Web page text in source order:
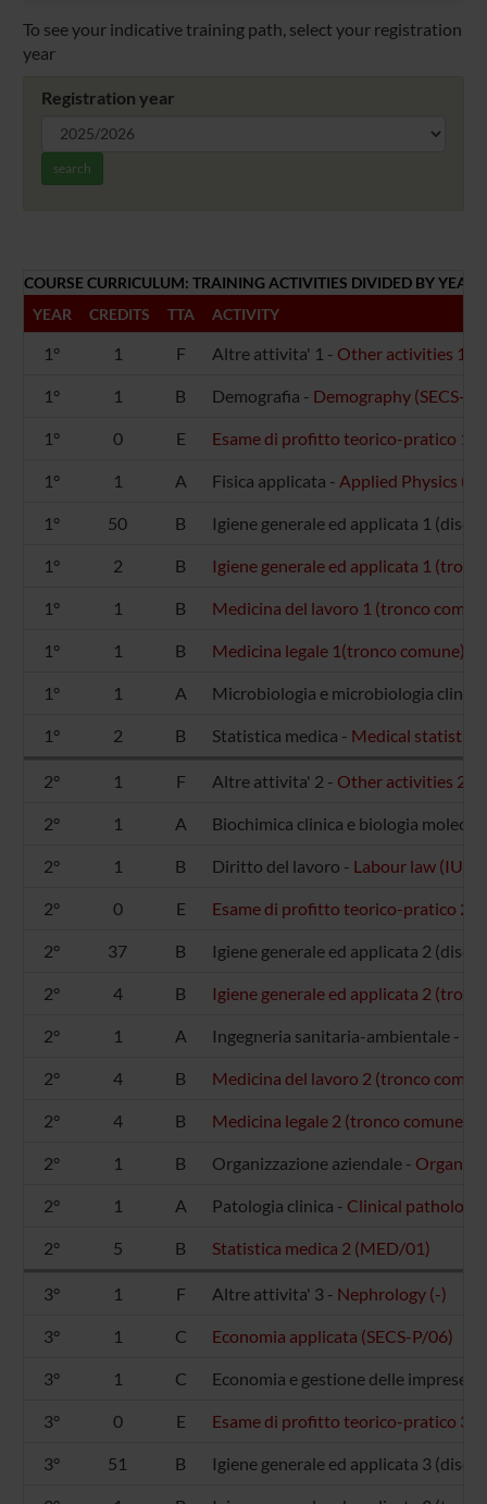
To see your indicative training path, select your registration
year
Registration year
search
COURSE CURRICULUM: TRAINING ACTIVITIES DIVIDED BY YEAR
YEAR
CREDITS TTA ACTIVITY
1° 1 F Altre attivita' 1 - Other activities 1 (-)
1° 1 B Demografia - Demography (SECS-S/
1° 0 E Esame di profitto teorico-pratico 1
1° 1 A Fisica applicata - Applied Physics
1° 50 B Igiene generale ed applicata 1
1° 2 B Igiene generale ed applicata 1
1° 1 B Medicina del lavoro 1 (tronco
1° 1 B Medicina legale 1(tronco comune)
1° 1 A Microbiologia e microbiologia
1° 2 B Statistica medica - Medical
2° 1 F Altre attivita' 2 - Other activities 2 (-)
2° 1 A Biochimica clinica e biologia
2° 1 B Diritto del lavoro - Labour law (IUS/
2° 0 E Esame di profitto teorico-pratico 2
2° 37 B Igiene generale ed applicata 2
2° 4 B Igiene generale ed applicata 2
2° 1 A Ingegneria sanitaria-ambientale -
2° 4 B Medicina del lavoro 2 (tronco
2° 4 B Medicina legale 2 (tronco comune)
2° 1 B Organizzazione aziendale -
2° 1 A Patologia clinica - Clinical
2° 5 B Statistica medica 2 (MED/01)
3° 1 F Altre attivita' 3 - Nephrology (-)
3° 1 C Economia applicata (SECS-P/06)
3° 1 C Economia e gestione delle imprese -
3° 0 E Esame di profitto teorico-pratico 3
3° 51 B Igiene generale ed applicata 3